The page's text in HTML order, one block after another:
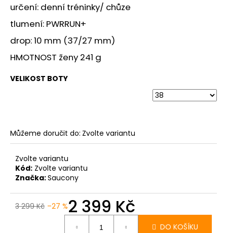
určení: denní tréninky/ chůze
tlumení: PWRRUN+
drop: 10 mm (37/27 mm)
HMOTNOST ženy 241 g
VELIKOST BOTY
Můžeme doručit do: Zvolte variantu
Zvolte variantu
Kód: Zvolte variantu
Značka:Saucony
3 299 Kč –27 %2 399 Kč
DO KOŠÍKU
o
p
o
r
u
u
BOTY
CRAFT
XPLOR
PRO
ORANŽOVÁ
4